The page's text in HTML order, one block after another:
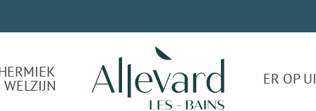
ER OP